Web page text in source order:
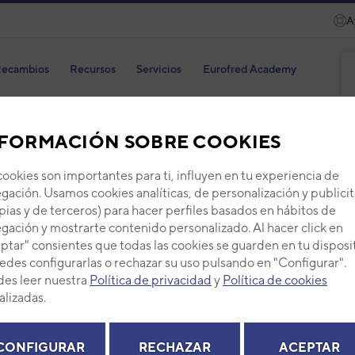
SOBRE COOKIES
son importantes para ti, influyen en tu experiencia de
Usamos cookies analíticas, de personalización y
y de terceros) para hacer perfiles basados en hábitos de
y mostrarte contenido personalizado. Al hacer click en
consientes que todas las cookies se guarden en tu
configurarlas o rechazar su uso pulsando en "Configurar".
leer nuestra Política de privacidad y Política de cookies
RECHAZAR ACEPTAR
Recursos Servicios Eurofred Academy
Ref.
+ Ver